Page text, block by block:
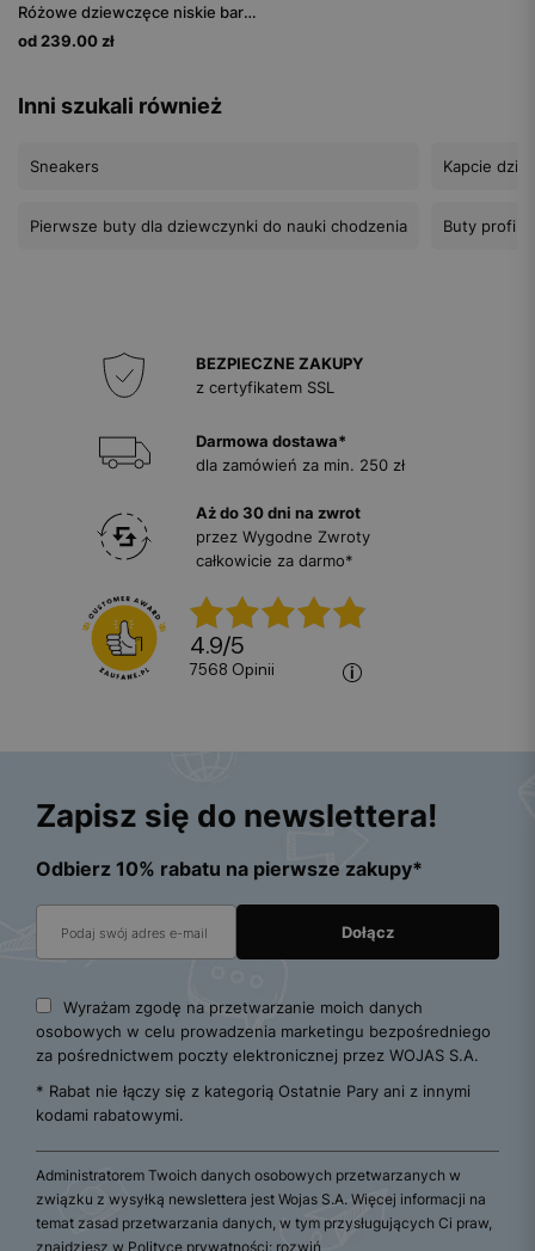
Różowe dziewczęce niskie barefooty BARTEK 86003-58
od 239.00 zł
Inni szukali również
Sneakers
Pierwsze buty dla dziewczynki do nauki chodzenia
Kapcie
Buty
BEZPIECZNE ZAKUPY
z certyfikatem SSL
Darmowa dostawa*
dla zamówień za min. 250 zł
Aż do 30 dni na zwrot
przez Wygodne Zwroty
całkowicie za darmo*
4.9/5
7568 opinii
Zapisz się do newslettera!
Odbierz 10% rabatu na pierwsze zakupy*
Wyrażam zgodę na przetwarzanie moich danych
osobowych w celu prowadzenia marketingu bezpośredniego
za pośrednictwem poczty elektronicznej przez WOJAS S.A.
* Rabat nie łączy się z kategorią Ostatnie Pary ani z innymi
kodami rabatowymi.
Administratorem Twoich danych osobowych przetwarzanych w
związku z wysyłką newslettera jest Wojas S.A. Więcej informacji na
temat zasad przetwarzania danych, w tym przysługujących Ci praw,
znajdziesz w Polityce prywatności: rozwiń